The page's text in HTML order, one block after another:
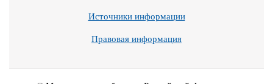
Источники информации
Правовая информация